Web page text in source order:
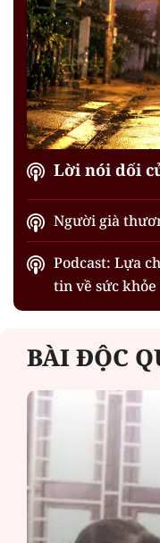
Lời nói dối
Người già
Podcast: Lựa
tin về sức
BÀI ĐỘC